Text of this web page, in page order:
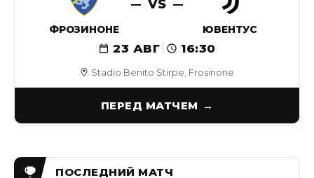
Stadio Benito Stirpe, Frosinone
ФРОЗИНОНЕ
VS
ЮВЕНТУС
23 АВГ 16:30
ПЕРЕД МАТЧЕМ